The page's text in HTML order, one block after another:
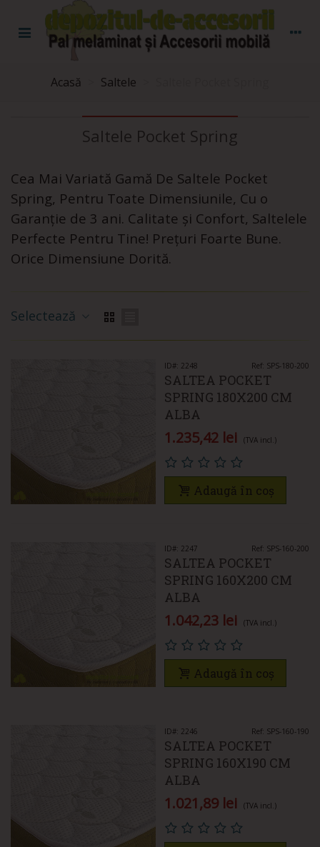
Acasă Saltele
Saltele Pocket Spring
Cea Mai Variată Gamă De Saltele Pocket
Spring, Pentru Toate Dimensiunile, Cu o
Garanție de 3 ani. Calitate și Confort, Saltelele
Perfecte Pentru Tine! Prețuri Foarte Bune.
Orice Dimensiune Dorită.
Selectează
ID#: 2248 Ref: SPS-180-200
SALTEA POCKET
SPRING 180X200 CM
ALBA
1.235,42 lei (TVA incl.)
Adaugă în coș
ID#: 2247 Ref: SPS-160-200
SALTEA POCKET
SPRING 160X200 CM
ALBA
1.042,23 lei (TVA incl.)
Adaugă în coș
ID#: 2246 Ref: SPS-160-190
SALTEA POCKET
SPRING 160X190 CM
ALBA
1.021,89 lei (TVA incl.)